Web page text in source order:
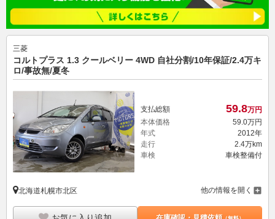
三菱
コルトプラス 1.3 クールベリー 4WD 自社分割/10年保証/2.4万キ
ロ/事故無/夏冬
支払総額 59.8万円
本体価格
59.0万円
年式
2012年
走行
2.4万km
車検
車検整備付
北海道札幌市北区 他の情報を開く